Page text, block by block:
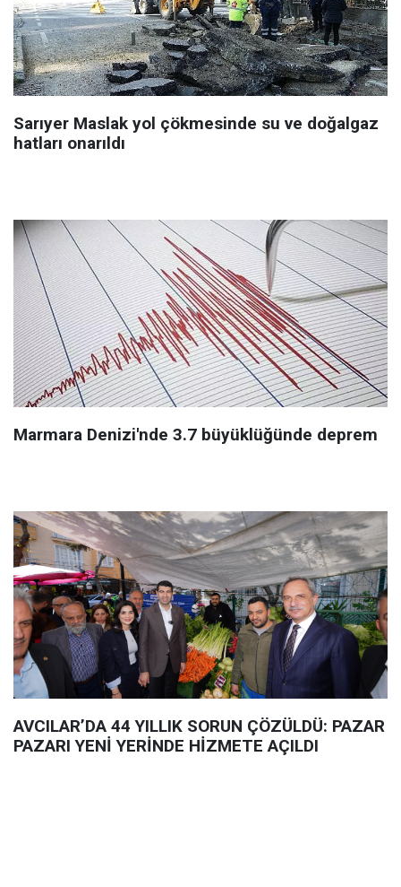
Sarıyer Maslak yol çökmesinde su ve doğalgaz
hatları onarıldı
Marmara Denizi'nde 3.7 büyüklüğünde deprem
AVCILAR’DA 44 YILLIK SORUN ÇÖZÜLDÜ: PAZAR
PAZARI YENİ YERİNDE HİZMETE AÇILDI